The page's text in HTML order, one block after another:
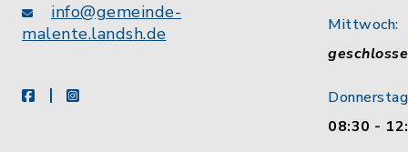
info@gemeinde-
malente.landsh.de
facebookinstagram
Mittwoch:
Donnerstag
08:30 -